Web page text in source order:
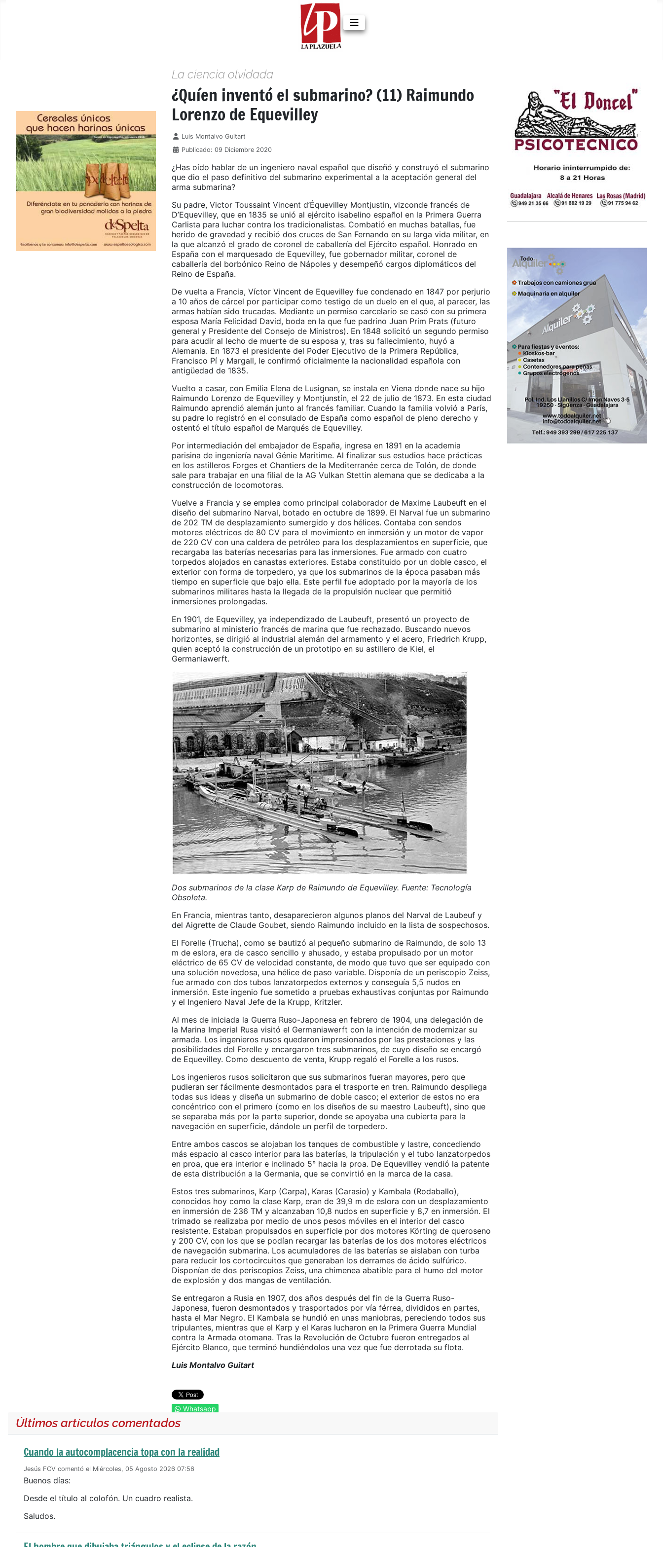
Últimos artículos comentados
Cuando la autocomplacencia topa con la realidad
Jesús FCV comentó el Miércoles, 05 Agosto 2026 07:56
Buenos días:
Desde el título al colofón. Un cuadro realista.
Saludos.
La ciencia olvidada
¿Quíen inventó el submarino? (11) Raimundo
Lorenzo de Equevilley
Detalles
Luis Montalvo Guitart
Publicado: 09 Diciembre 2020
¿Has oído hablar de un ingeniero naval español que diseñó y construyó el submarino
que dio el paso definitivo del submarino experimental a la aceptación general del
arma submarina?
Su padre, Victor Toussaint Vincent d’Équevilley Montjustin, vizconde francés de
D’Equevilley, que en 1835 se unió al ejército isabelino español en la Primera Guerra
Carlista para luchar contra los tradicionalistas. Combatió en muchas batallas, fue
herido de gravedad y recibió dos cruces de San Fernando en su larga vida militar, en
la que alcanzó el grado de coronel de caballería del Ejército español. Honrado en
España con el marquesado de Equevilley, fue gobernador militar, coronel de
caballería del borbónico Reino de Nápoles y desempeñó cargos diplomáticos del
Reino de España.
De vuelta a Francia, Víctor Vincent de Equevilley fue condenado en 1847 por perjurio
a 10 años de cárcel por participar como testigo de un duelo en el que, al parecer, las
armas habían sido trucadas. Mediante un permiso carcelario se casó con su primera
esposa María Felicidad David, boda en la que fue padrino Juan Prim Prats (futuro
general y Presidente del Consejo de Ministros). En 1848 solicitó un segundo permiso
para acudir al lecho de muerte de su esposa y, tras su fallecimiento, huyó a
Alemania. En 1873 el presidente del Poder Ejecutivo de la Primera República,
Francisco Pí y Margall, le confirmó oficialmente la nacionalidad española con
antigüedad de 1835.
Vuelto a casar, con Emilia Elena de Lusignan, se instala en Viena donde nace su hijo
Raimundo Lorenzo de Equevilley y Montjunstín, el 22 de julio de 1873. En esta ciudad
Raimundo aprendió alemán junto al francés familiar. Cuando la familia volvió a París,
su padre lo registró en el consulado de España como español de pleno derecho y
ostentó el título español de Marqués de Equevilley.
Por intermediación del embajador de España, ingresa en 1891 en la academia
parisina de ingeniería naval Génie Maritime. Al finalizar sus estudios hace prácticas
en los astilleros Forges et Chantiers de la Mediterranée cerca de Tolón, de donde
sale para trabajar en una filial de la AG Vulkan Stettin alemana que se dedicaba a la
construcción de locomotoras.
Vuelve a Francia y se emplea como principal colaborador de Maxime Laubeuft en el
diseño del submarino Narval, botado en octubre de 1899. El Narval fue un submarino
de 202 TM de desplazamiento sumergido y dos hélices. Contaba con sendos
motores eléctricos de 80 CV para el movimiento en inmersión y un motor de vapor
de 220 CV con una caldera de petróleo para los desplazamientos en superficie, que
recargaba las baterías necesarias para las inmersiones. Fue armado con cuatro
torpedos alojados en canastas exteriores. Estaba constituido por un doble casco, el
exterior con forma de torpedero, ya que los submarinos de la época pasaban más
tiempo en superficie que bajo ella. Este perfil fue adoptado por la mayoría de los
submarinos militares hasta la llegada de la propulsión nuclear que permitió
inmersiones prolongadas.
En 1901, de Equevilley, ya independizado de Laubeuft, presentó un proyecto de
submarino al ministerio francés de marina que fue rechazado. Buscando nuevos
horizontes, se dirigió al industrial alemán del armamento y el acero, Friedrich Krupp,
quien aceptó la construcción de un prototipo en su astillero de Kiel, el
Germaniawerft.
Dos submarinos de la clase Karp de Raimundo de Equevilley. Fuente: Tecnología
Obsoleta.
En Francia, mientras tanto, desaparecieron algunos planos del Narval de Laubeuf y
del Aigrette de Claude Goubet, siendo Raimundo incluido en la lista de sospechosos.
El Forelle (Trucha), como se bautizó al pequeño submarino de Raimundo, de solo 13
m de eslora, era de casco sencillo y ahusado, y estaba propulsado por un motor
eléctrico de 65 CV de velocidad constante, de modo que tuvo que ser equipado con
una solución novedosa, una hélice de paso variable. Disponía de un periscopio Zeiss,
fue armado con dos tubos lanzatorpedos externos y conseguía 5,5 nudos en
inmersión. Este ingenio fue sometido a pruebas exhaustivas conjuntas por Raimundo
y el Ingeniero Naval Jefe de la Krupp, Kritzler.
Al mes de iniciada la Guerra Ruso-Japonesa en febrero de 1904, una delegación de
la Marina Imperial Rusa visitó el Germaniawerft con la intención de modernizar su
armada. Los ingenieros rusos quedaron impresionados por las prestaciones y las
posibilidades del Forelle y encargaron tres submarinos, de cuyo diseño se encargó
de Equevilley. Como descuento de venta, Krupp regaló el Forelle a los rusos.
Los ingenieros rusos solicitaron que sus submarinos fueran mayores, pero que
pudieran ser fácilmente desmontados para el trasporte en tren. Raimundo despliega
todas sus ideas y diseña un submarino de doble casco; el exterior de estos no era
concéntrico con el primero (como en los diseños de su maestro Laubeuft), sino que
se separaba más por la parte superior, donde se apoyaba una cubierta para la
navegación en superficie, dándole un perfil de torpedero.
Entre ambos cascos se alojaban los tanques de combustible y lastre, concediendo
más espacio al casco interior para las baterías, la tripulación y el tubo lanzatorpedos
en proa, que era interior e inclinado 5° hacia la proa. De Equevilley vendió la patente
de esta distribución a la Germania, que se convirtió en la marca de la casa.
Estos tres submarinos, Karp (Carpa), Karas (Carasio) y Kambala (Rodaballo),
conocidos hoy como la clase Karp, eran de 39,9 m de eslora con un desplazamiento
en inmersión de 236 TM y alcanzaban 10,8 nudos en superficie y 8,7 en inmersión. El
trimado se realizaba por medio de unos pesos móviles en el interior del casco
resistente. Estaban propulsados en superficie por dos motores Körting de queroseno
y 200 CV, con los que se podían recargar las baterías de los dos motores eléctricos
de navegación submarina. Los acumuladores de las baterías se aislaban con turba
para reducir los cortocircuitos que generaban los derrames de ácido sulfúrico.
Disponían de dos periscopios Zeiss, una chimenea abatible para el humo del motor
de explosión y dos mangas de ventilación.
Se entregaron a Rusia en 1907, dos años después del fin de la Guerra Ruso-
Japonesa, fueron desmontados y trasportados por vía férrea, divididos en partes,
hasta el Mar Negro. El Kambala se hundió en unas maniobras, pereciendo todos sus
tripulantes, mientras que el Karp y el Karas lucharon en la Primera Guerra Mundial
contra la Armada otomana. Tras la Revolución de Octubre fueron entregados al
Ejército Blanco, que terminó hundiéndolos una vez que fue derrotada su flota.
Luis Montalvo Guitart
Whatsapp